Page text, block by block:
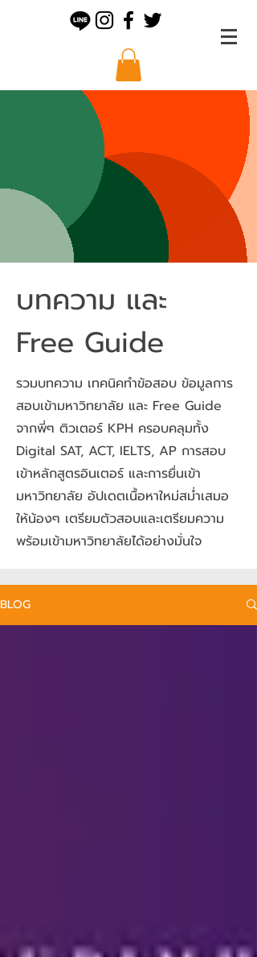
บทความ และ
Free Guide
รวมบทความ เทคนิคทำข้อสอบ ข้อมูลการ
สอบเข้ามหาวิทยาลัย และ Free Guide
จากพี่ๆ ติวเตอร์ KPH ครอบคลุมทั้ง
Digital SAT, ACT, IELTS, AP การสอบ
เข้าหลักสูตรอินเตอร์ และการยื่นเข้า
มหาวิทยาลัย อัปเดตเนื้อหาใหม่สม่ำเสมอ
ให้น้องๆ เตรียมตัวสอบและเตรียมความ
พร้อมเข้ามหาวิทยาลัยได้อย่างมั่นใจ
BLOG